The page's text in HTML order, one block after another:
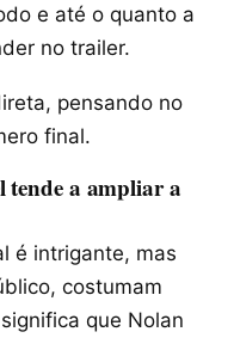
e até o quanto a
no trailer.
pensando no
final.
tende a ampliar a
é intrigante, mas
costumam
que Nolan